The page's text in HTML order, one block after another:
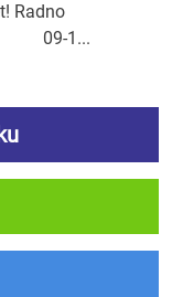
Radno
09-1...